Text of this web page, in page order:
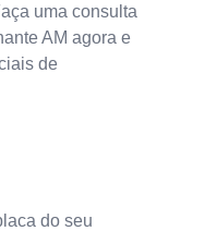
uma consulta
AM agora e
de
do seu